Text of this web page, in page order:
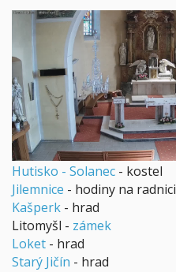
Hutisko - Solanec - kostel
Jilemnice - hodiny na radnici
Kašperk - hrad
Litomyšl - zámek
Loket - hrad
Starý Jičín - hrad